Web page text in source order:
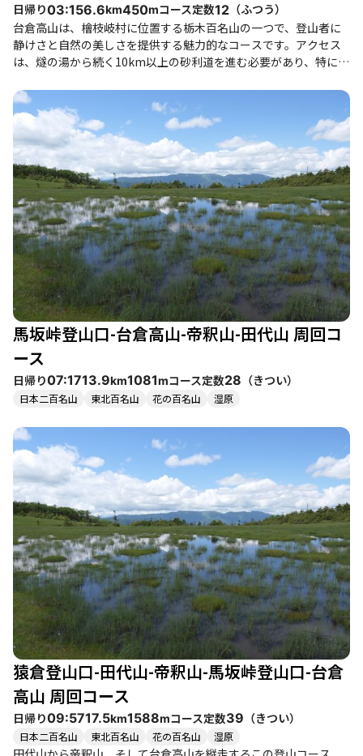
日帰り03:156.6km450mコース定数12 （ふつう）
台倉高山は、檜枝岐村に位置する栃木百名山の一つで、登山者に
静けさと自然の美しさを提供する魅力的なコースです。アクセス
は、燧の湯から続く10km以上の砂利道を進む必要があり、特に雨
口にはトイレが完備されており、登山者にとって便利です。 登山
道は整備されているものの、所々に倒木があり注意が必要です。
特に、急登や階段の連続があり、体力に自信のない方には少し厳
しいかもしれませんが、全体的には軽いアップダウンが続くた
め、健脚者や初心者でも楽しめるコースです。途中、オオシラビ
ソの森や湿原が広がり、季節ごとに異なる花々が楽しめます。特
に6月から7月には、湿原が花盛りとなり、色とりどりの花々が登
山者を迎えてくれます。 山頂に到達すると、女峰山や会津駒ヶ
岳、燧ヶ岳などの美しい眺望が広がりますが、360°のパノラマで
はないため、木々の間からの景色を楽しむ形になります。山頂は
広くないため、混雑時には座る場所が限られることもあります
が、静かな環境での達成感は格別です。 また、登山後には燧の湯
での入浴や、檜枝岐村名物の裁ちそばを楽しむことができ、周辺
には温泉やグルメスポットも充実しています。特に、道の駅きら
ら289では、夏限定の冷やしトマト担々麺が人気です。 ただし、
登山中はアブや虫が多く、特に夏場は虫除け対策が必須です。ま
た、熊の目撃情報もあるため、熊鈴を持参し、明るい時間帯に行
動することが推奨されます。全体として、台倉高山は自然を満喫
しながら、静けさと達成感を味わえる素晴らしい登山コースで
馬坂峠登山口-台倉高山-帝釈山-田代山 周回コ
ース
日帰り07:1713.9km1081mコース定数28 （きつい）
日本二百名山 東北百名山 花の百名山 湿原
猿倉登山口-田代山-帝釈山-馬坂峠登山口-台倉
高山 周回コース
日帰り09:5717.5km1588mコース定数39 （きつい）
日本二百名山 東北百名山 花の百名山 湿原